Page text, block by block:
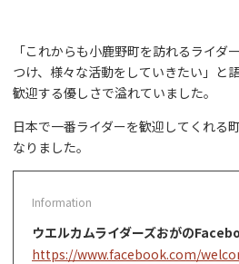
「これからも小鹿野町を訪れるライダ
つけ、様々な活動をしていきたい」と
歓迎する優しさで溢れていました。
日本で一番ライダーを歓迎してくれる
なりました。
ウエルカムライダーズおがの
https://www.facebook.com/